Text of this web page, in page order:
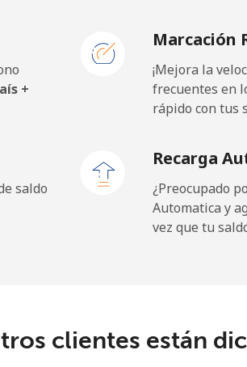
16 min por ⁦$10⁩
22 min por ⁦$10⁩
+
Marcación
¡Mejora la
frecuentes en
rápido con tus
saldo
Recarga
¿Preocupado
Automatica y
vez que tu
clientes están